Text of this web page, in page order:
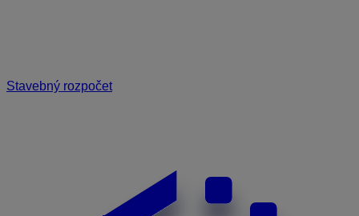
Stavebný rozpočet